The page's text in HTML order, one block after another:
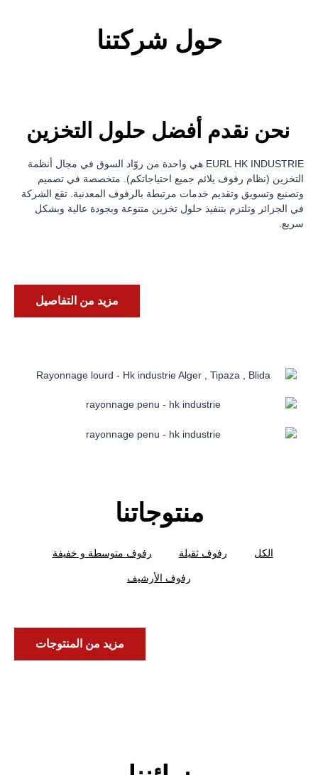
حول شركتنا
نحن نقدم أفضل حلول التخزين
EURL HK INDUSTRIE هي واحدة من روّاد السوق في مجال أنظمة
التخزين (نظام رفوف يلائم جميع احتياجاتكم). متخصصة في تصميم
وتصنيع وتسويق وتقديم خدمات مرتبطة بالرفوف المعدنية. تقع الشركة
في الجزائر وتلتزم بتنفيذ حلول تخزين متنوعة وبجودة عالية وبشكل
سريع.
مزيد من التفاصيل
منتوجاتنا
الكل رفوف ثقيلة رفوف متوسطة و خفيفة
رفوف الأرشيف
مزيد من المنتوجات